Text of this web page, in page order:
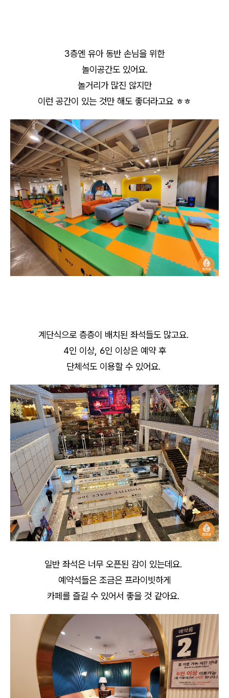
3층엔 유아 동반 손님을 위한
놀이공간도 있어요.
놀거리가 많진 않지만
이런 공간이 있는 것만 해도 좋더라고요 ㅎㅎ
계단식으로 층층이 배치된 좌석들도 많고요.
4인 이상, 6인 이상은 예약 후
단체석도 이용할 수 있어요.
일반 좌석은 너무 오픈된 감이 있는데요.
예약석들은 조금은 프라이빗하게
카페를 즐길 수 있어서 좋을 것 같아요.